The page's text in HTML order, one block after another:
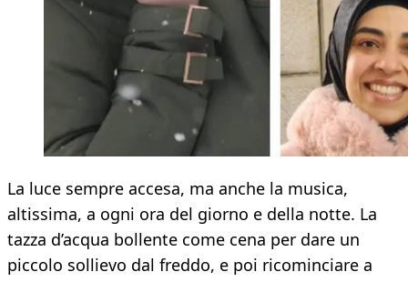
La luce sempre accesa, ma anche la musica,
altissima, a ogni ora del giorno e della notte. La
tazza d’acqua bollente come cena per dare un
piccolo sollievo dal freddo, e poi ricominciare a